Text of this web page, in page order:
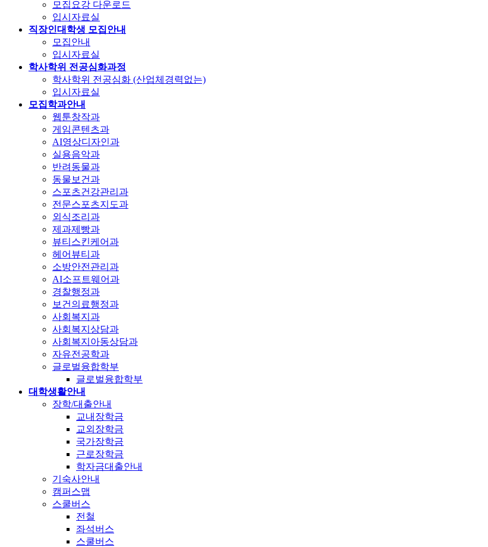
모집요강 다운로드
입시자료실
직장인대학생 모집안내
모집안내
입시자료실
학사학위 전공심화과정
학사학위 전공심화 (산업체경력없는)
입시자료실
모집학과안내
웹툰창작과
게임콘텐츠과
AI영상디자인과
실용음악과
반려동물과
동물보건과
스포츠건강관리과
전문스포츠지도과
외식조리과
제과제빵과
뷰티스킨케어과
헤어뷰티과
소방안전관리과
AI소프트웨어과
경찰행정과
보건의료행정과
사회복지과
사회복지상담과
사회복지아동상담과
자유전공학과
글로벌융합학부
글로벌융합학부
대학생활안내
장학/대출안내
교내장학금
교외장학금
국가장학금
근로장학금
학자금대출안내
기숙사안내
캠퍼스맵
스쿨버스
전철
좌석버스
스쿨버스